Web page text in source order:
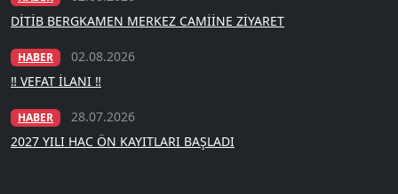
DİTİB BERGKAMEN MERKEZ CAMİİNE ZİYARET
HABER
02.08.2026
‼️ VEFAT İLANI ‼️
HABER
28.07.2026
2027 YILI HAC ÖN KAYITLARI BAŞLADI